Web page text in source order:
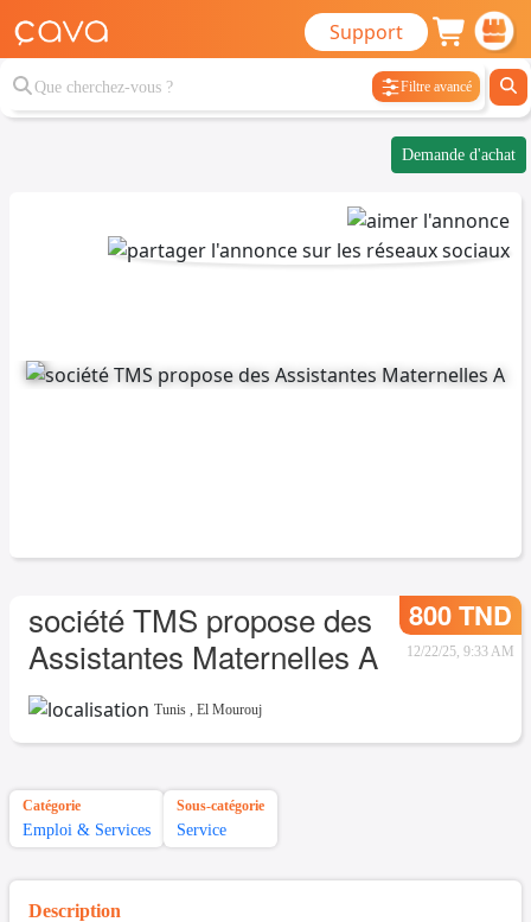
Support
Filtre avancé
Demande d'achat
société TMS propose des
Assistantes Maternelles A
800 TND
12/22/25, 9:33 AM
Tunis , El Mourouj
Catégorie
Emploi & Services
Sous-catégorie
Service
Description